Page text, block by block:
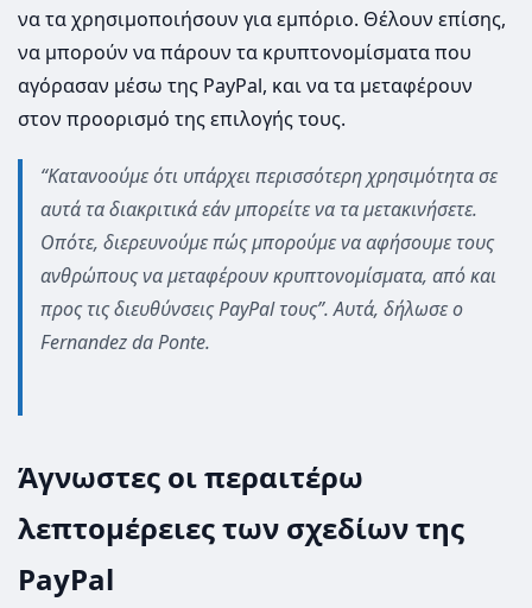
να τα χρησιμοποιήσουν για εμπόριο. Θέλουν επίσης,
να μπορούν να πάρουν τα κρυπτονομίσματα που
αγόρασαν μέσω της PayPal, και να τα μεταφέρουν
στον προορισμό της επιλογής τους.
“Κατανοούμε ότι υπάρχει περισσότερη χρησιμότητα σε
αυτά τα διακριτικά εάν μπορείτε να τα μετακινήσετε.
Οπότε, διερευνούμε πώς μπορούμε να αφήσουμε τους
ανθρώπους να μεταφέρουν κρυπτονομίσματα, από και
προς τις διευθύνσεις PayPal τους”. Αυτά, δήλωσε ο
Fernandez da Ponte.
Άγνωστες οι περαιτέρω
λεπτομέρειες των σχεδίων της
PayPal